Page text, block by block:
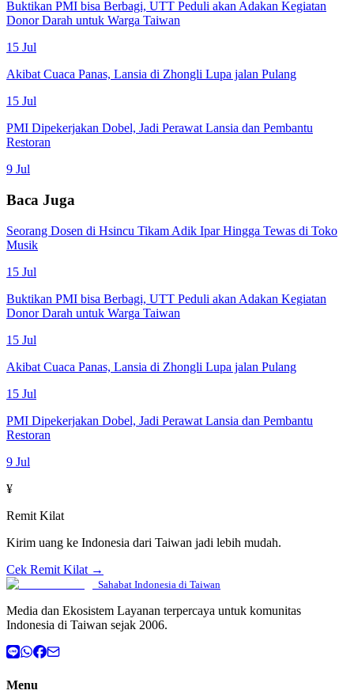
Buktikan PMI bisa Berbagi, UTT Peduli akan Adakan Kegiatan
Donor Darah untuk Warga Taiwan
15 Jul
Akibat Cuaca Panas, Lansia di Zhongli Lupa jalan Pulang
15 Jul
PMI Dipekerjakan Dobel, Jadi Perawat Lansia dan Pembantu
Restoran
9 Jul
Baca Juga
Seorang Dosen di Hsincu Tikam Adik Ipar Hingga Tewas di Toko
Musik
15 Jul
Buktikan PMI bisa Berbagi, UTT Peduli akan Adakan Kegiatan
Donor Darah untuk Warga Taiwan
15 Jul
Akibat Cuaca Panas, Lansia di Zhongli Lupa jalan Pulang
15 Jul
PMI Dipekerjakan Dobel, Jadi Perawat Lansia dan Pembantu
Restoran
9 Jul
¥
Remit Kilat
Kirim uang ke Indonesia dari Taiwan jadi lebih mudah.
Cek Remit Kilat →
Sahabat Indonesia di Taiwan
Media dan Ekosistem Layanan terpercaya untuk komunitas
Indonesia di Taiwan sejak 2006.
Menu